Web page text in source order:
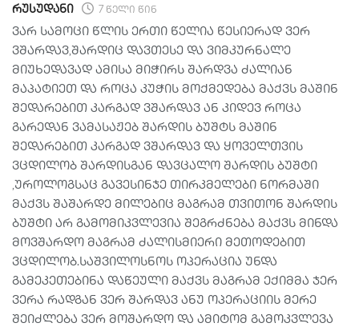
რუსუდანი 7 წელი წინ
ვარ სამოცი წლის ერთი წელია წესიერად ვერ
ვშარდავ,შარდიც დავთესე და ვიმკურნალე
მიუხედავად ამისა მიჭირს შარდვა ძალიან
მაპატიეთ და როცა კუჭის მოქმედება მაქვს მაშინ
შედარებით კარგად ვშარდავ ან კიდევ როცა
გარედან ვამასაჟებ შარდის ბუშტს მაშინ
შედარებით კარგად ვშარდავ და ყოველთვის
ვცდილობ შარდისგან დავცალო შარდის ბუშტი
,უროლოგსაც გავესინჯე თირკმელები ნორმაში
მაქვს შაშარდე მილებიც მაგრამ თვითონ შარდის
ბუშტი არ გამომიკვლევია შეგრძნება მაქვს მინდა
მოვშარდო მაგრამ ძალისმიერი მეთოდებით
ვცდილობ.საშვილოსნოს ოპერაცია უნდა
გამეკეთებინა დაწეული მაქვს მაგრამ ექიმმა ჯერ
ვერა რადგან ვერ შარდავ ანუ ოპერაციის მერე
შეიძლება ვერ მოშარდო და ამიტომ გამოკვლევა